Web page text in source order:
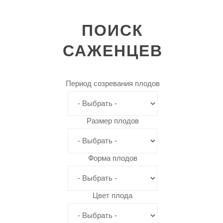
ПОИСК
САЖЕНЦЕВ
Период созревания плодов
Размер плодов
Форма плодов
Цвет плода